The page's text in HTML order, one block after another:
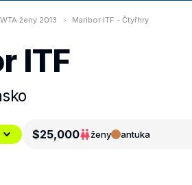
ženy 2013 Maribor ITF - Čtyřhry
ITF
$25,000 ženy antuka